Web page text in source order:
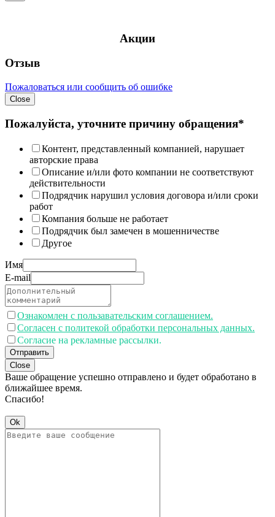
Акции
Отзыв
Пожаловаться или сообщить об ошибке
Close
Пожалуйста, уточните причину обращения*
Контент, представленный компанией, нарушает
авторские права
Описание и/или фото компании не соответствуют
действительности
Подрядчик нарушил условия договора и/или сроки
работ
Компания больше не работает
Подрядчик был замечен в мошенничестве
Другое
Имя
E-mail
Ознакомлен с пользавательским соглашением.
Согласен с политекой обработки персональных данных.
Согласие на рекламные рассылки.
Отправить
Close
Ваше обращение успешно отправлено и будет обработано в
ближайшее время.
Спасибо!
Ok